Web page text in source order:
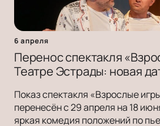
6 апреля
Перенос спектакля
Театре Эстрады: новая
Показ спектакля «Взрослые
перенесён с 29 апреля на 18
яркая комедия положений по